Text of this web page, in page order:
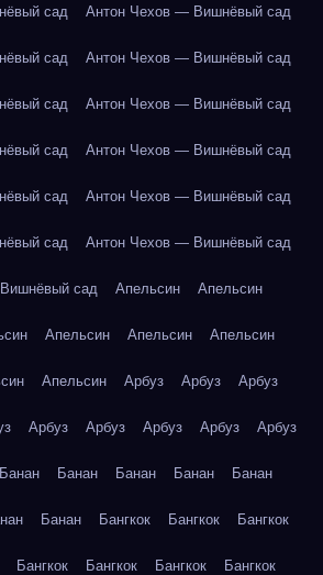
сад Антон Чехов — Вишнёвый сад
сад Антон Чехов — Вишнёвый сад
сад Антон Чехов — Вишнёвый сад
сад Антон Чехов — Вишнёвый сад
сад Антон Чехов — Вишнёвый сад
сад Антон Чехов — Вишнёвый сад
сад Апельсин Апельсин
Апельсин Апельсин Апельсин
Апельсин Арбуз Арбуз Арбуз
Арбуз Арбуз Арбуз Арбуз Арбуз
Банан Банан Банан Банан Банан
Банан Бангкок Бангкок Бангкок
Бангкок Бангкок Бангкок Бангкок